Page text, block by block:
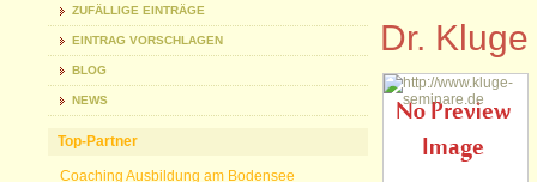
ZUFÄLLIGE EINTRÄGE
EINTRAG VORSCHLAGEN
BLOG
NEWS
Top-Partner
Coaching Ausbildung am Bodensee
Dr.